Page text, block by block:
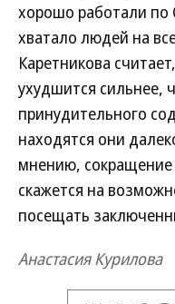
хорошо работали по
хватало людей на
Каретникова
ухудшится сильнее,
принудительного
находятся они
мнению,
скажется на
посещать
Анастасия Курилова